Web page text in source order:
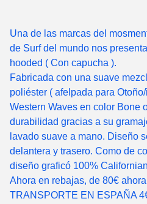
Una de las marcas del
de Surf del mundo nos
hooded ( Con capucha ).
Fabricada con una suave
poliéster ( afelpada para
Western Waves en color Bone
durabilidad gracias a su
lavado suave a mano. Diseño
delantera y trasero. Como de
diseño graficó 100%
Ahora en rebajas, de 80€
TRANSPORTE EN ESPAÑA